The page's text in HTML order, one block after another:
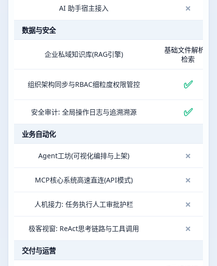
AI 助手宿主接入 ×
数据与安全
企业私域知识库(RAG引擎)
基础文件解析与
检索
组织架构同步与RBAC细粒度权限管控 ✅
安全审计: 全局操作日志与追溯溯源 ✅
业务自动化
Agent工坊(可视化编排与上架) ×
MCP核心系统高速直连(API模式) ×
人机接力: 任务执行人工审批护栏 ×
极客视窗: ReAct思考链路与工具调用 ×
交付与运营